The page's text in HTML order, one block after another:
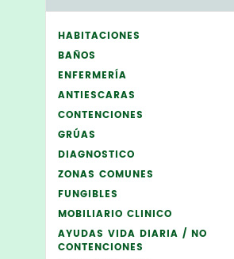
HABITACIONES
BAÑOS
ENFERMERÍA
ANTIESCARAS
CONTENCIONES
GRÚAS
DIAGNOSTICO
ZONAS COMUNES
FUNGIBLES
MOBILIARIO CLINICO
AYUDAS VIDA DIARIA / NO
CONTENCIONES